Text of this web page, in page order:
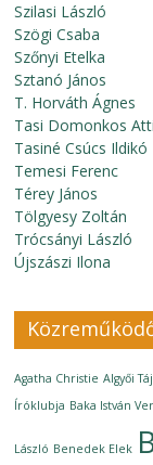
Szilasi László
Szögi Csaba
Szőnyi Etelka
Sztanó János
T. Horváth Ágnes
Tasi Domonkos
Tasiné Csúcs Ildikó
Temesi Ferenc
Térey János
Tölgyesy Zoltán
Trócsányi László
Újszászi Ilona
Agatha Christie Algyői
Íróklubja Baka István
László Benedek Elek